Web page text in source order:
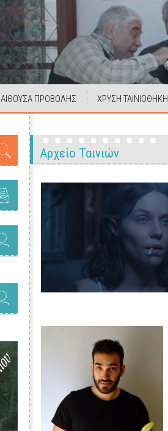
ΑΙΘΟΥΣΑ ΠΡΟΒΟΛΗΣ ΧΡΥΣΗ ΤΑΙΝΙΟΘΗΚΗ
Αρχείο Ταινιών